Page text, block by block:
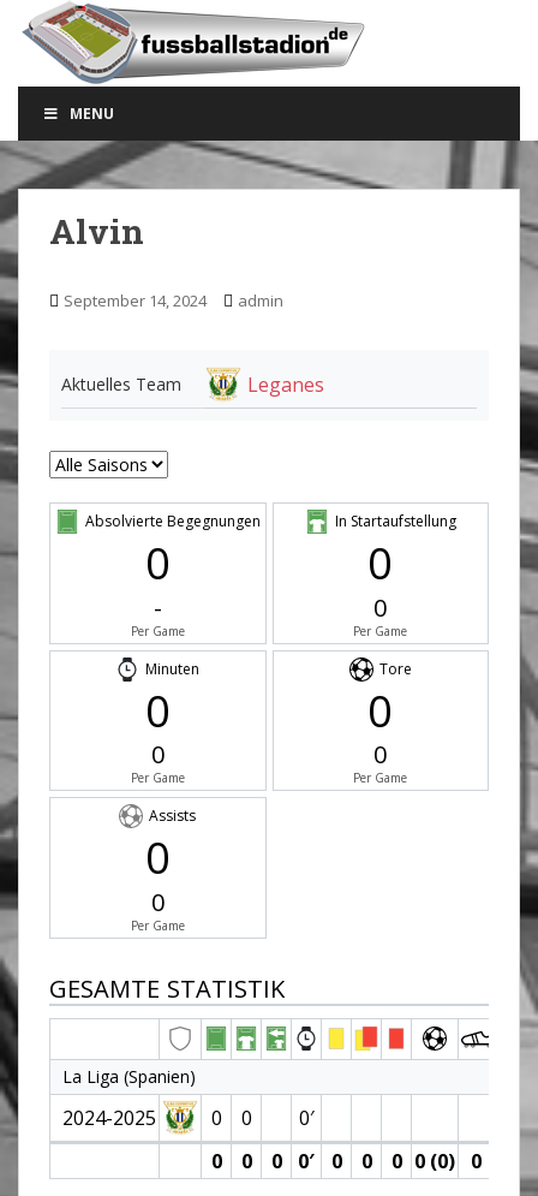
o
n
o
t
n
t
MENU
Alvin
September 14, 2024 admin
Aktuelles Team Leganes
Absolvierte Begegnungen
0
-
Per Game
In Startaufstellung
0
0
Per Game
Minuten
0
0
Per Game
Tore
0
0
Per Game
Assists
0
0
Per Game
GESAMTE STATISTIK
La Liga (Spanien)
2024-2025 0 0
0′
0
0 0 0′ 0 0 0 0 (0) 0